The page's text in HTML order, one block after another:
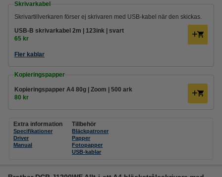
Skrivarkabel
Skrivartillverkaren förser ej skrivaren med USB-kabel när den skickas.
USB-B skrivarkabel 2m | 123ink | svart
65 kr
Fler kablar
Kopieringspapper
Kopieringspapper A4 80g | Zoom | 500 ark
80 kr
Extra information
Specifikationer
Driver
Manual
Tillbehör
Bläckpatroner
Papper
Fotopapper
USB-kablar